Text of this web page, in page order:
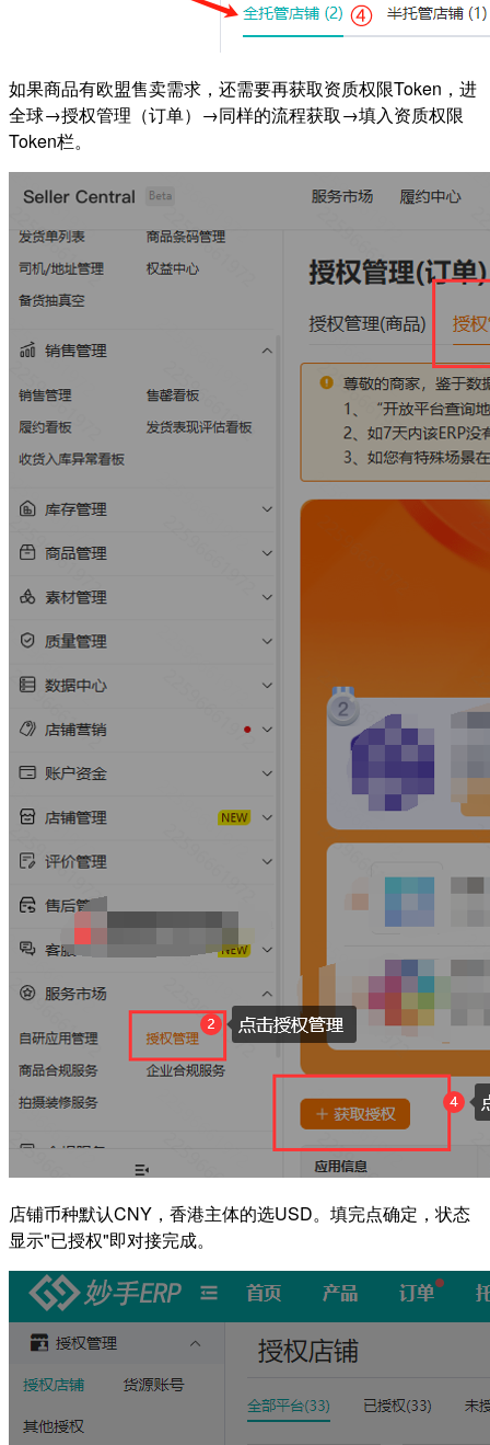
如果商品有欧盟售卖需求，还需要再获取资质权限Token，进
全球→授权管理（订单）→同样的流程获取→填入资质权限
Token栏。
店铺币种默认CNY，香港主体的选USD。填完点确定，状态
显示"已授权"即对接完成。